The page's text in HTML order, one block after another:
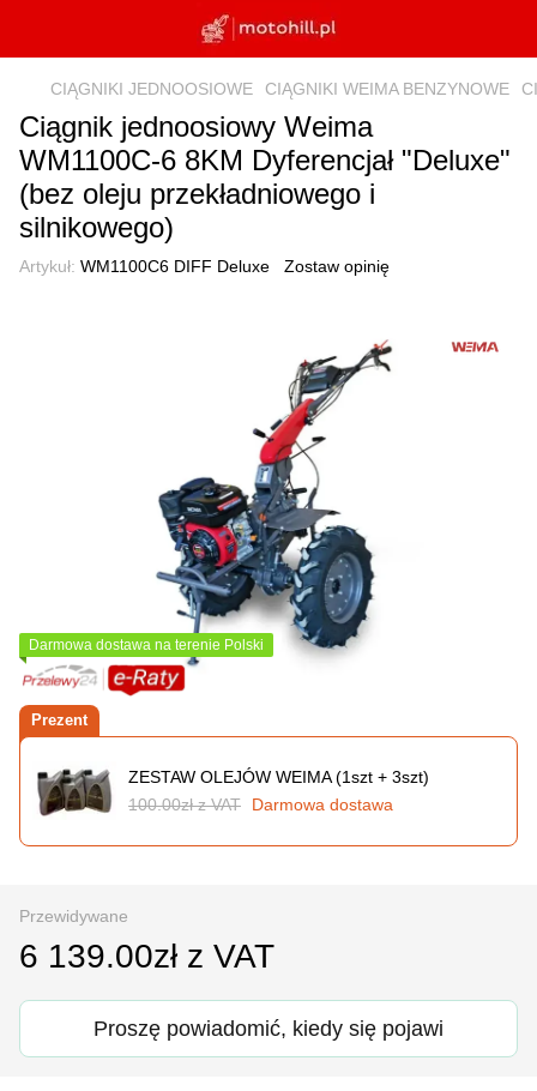
CIĄGNIKI JEDNOOSIOWE CIĄGNIKI WEIMA BENZYNOWE
Ciągnik jednoosiowy Weima
WM1100C-6 8KM Dyferencjał "Deluxe"
(bez oleju przekładniowego i
silnikowego)
Artykuł: WM1100C6 DIFF Deluxe Zostaw opinię
Darmowa dostawa na terenie Polski
Prezent
ZESTAW OLEJÓW WEIMA (1szt + 3szt)
100.00zł z VAT
Darmowa dostawa
Przewidywane
6 139.00zł z VAT
Proszę powiadomić, kiedy się pojawi